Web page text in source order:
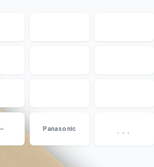
Panasonic ...